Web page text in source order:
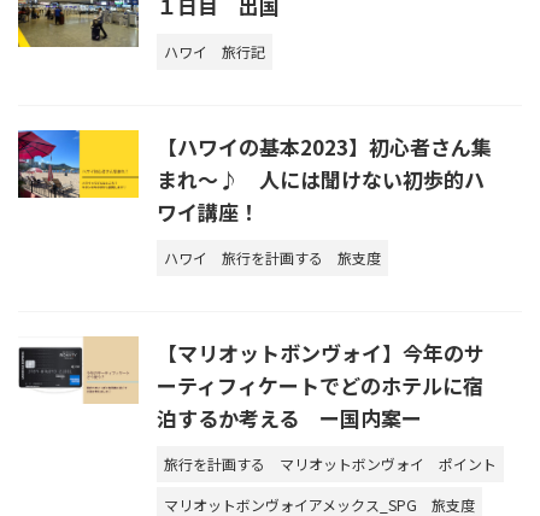
ハワイ 旅行記
【ハワイの基本2023】初心者さん集
まれ～♪ 人には聞けない初歩的ハ
ワイ講座！
ハワイ 旅行を計画する 旅支度
【マリオットボンヴォイ】今年のサ
ーティフィケートでどのホテルに宿
泊するか考える ー国内案ー
旅行を計画する マリオットボンヴォイ
ポイント
マリオットボンヴォイアメックス_SPG
旅支度